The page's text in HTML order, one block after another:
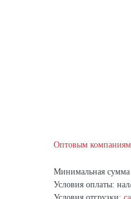
Оптовым
Минимальная сумма
Условия оплаты: